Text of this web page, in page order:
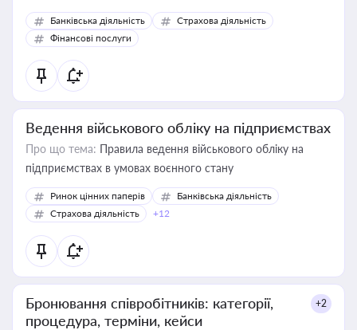
Банківська діяльність
Страхова діяльність
Фінансові послуги
Ведення військового обліку на підприємствах
Про що тема: Правила ведення військового обліку на
підприємствах в умовах воєнного стану
Ринок цінних паперів
Банківська діяльність
Страхова діяльність
+12
Бронювання співробітників: категорії,
процедура, терміни, кейси
+2